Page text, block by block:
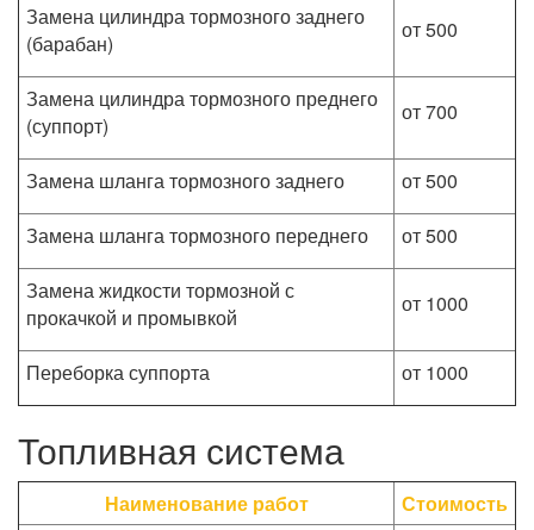
Замена цилиндра тормозного заднего
(барабан)
от 500
Замена цилиндра тормозного преднего
(суппорт)
от 700
Замена шланга тормозного заднего
от 500
Замена шланга тормозного переднего
от 500
Замена жидкости тормозной с
прокачкой и промывкой
от 1000
Переборка суппорта от 1000
Топливная система
Наименование работ
Стоимость